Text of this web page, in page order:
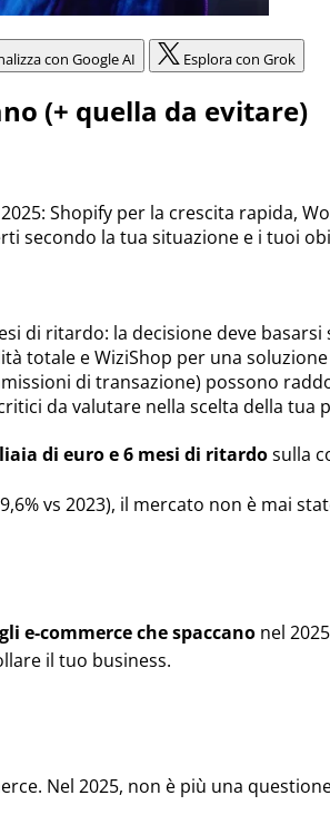
con Google AI Esplora con Grok
(+ quella da evitare)
Shopify per la crescita rapida,
secondo la tua situazione e i tuoi
di ritardo: la decisione deve
totale e WiziShop per una
di transazione) possono
da valutare nella scelta della tua
di euro e 6 mesi di ritardosulla
vs 2023), il mercato non è mai
gli e-commerce che spaccano nel
il tuo business.
Nel 2025, non è più una